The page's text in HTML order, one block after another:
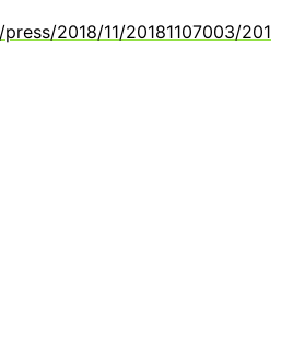
2018/11/20181107003/201